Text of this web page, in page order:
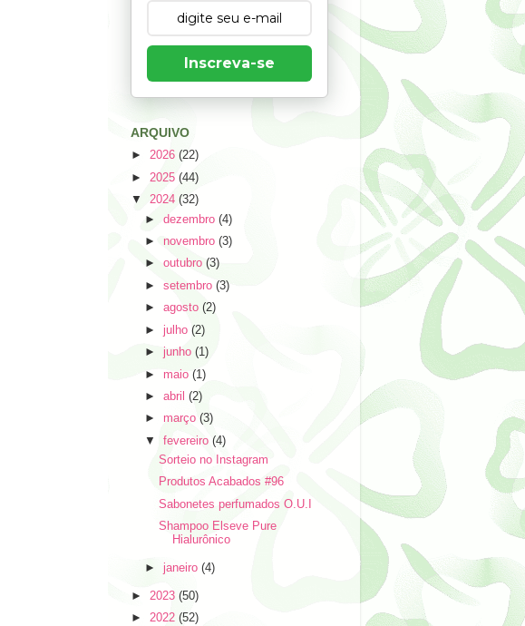
Inscreva-se
ARQUIVO
► 2026 (22)
► 2025 (44)
▼ 2024 (32)
►dezembro(4)
► novembro(3)
►outubro(3)
►setembro(3)
►agosto(2)
► julho(2)
► junho(1)
► maio(1)
►abril(2)
► março(3)
▼fevereiro(4)
Sorteio no Instagram
Produtos Acabados #96
Sabonetes perfumados O.U.I
Shampoo Elseve Pure
Hialurônico
►janeiro(4)
► 2023 (50)
► 2022 (52)